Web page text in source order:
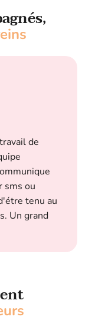
de
sms ou
tenu au
Un grand